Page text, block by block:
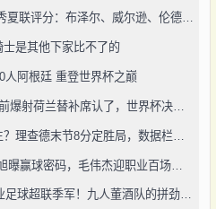
Bleacher Report晒2026届新秀夏联评分：布泽尔、威尔逊、伦德博格摘A
是其他下家比不了的
人阿根廷 重登世界杯之巅
两次炸场都是帕雷德斯！4年前爆射荷兰替补席认了，世界杯决赛再演冲突
大连英博3-1双杀泰山！李国旭曝赢球密码，毛伟杰迎职业百场里程碑
桐梓窖酒队斩获2026遵义酒业足球超联季军！九人董酒队的拼劲太戳人